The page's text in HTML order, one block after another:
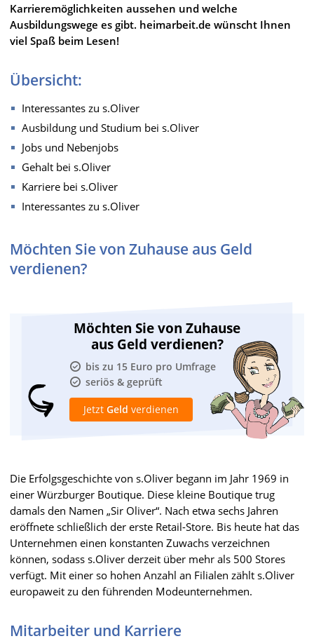
Karrieremöglichkeiten aussehen und welche
Ausbildungswege es gibt. heimarbeit.de wünscht Ihnen
viel Spaß beim Lesen!
Übersicht:
Interessantes zu s.Oliver
Ausbildung und Studium bei s.Oliver
Jobs und Nebenjobs
Gehalt bei s.Oliver
Karriere bei s.Oliver
Interessantes zu s.Oliver
Möchten Sie von Zuhause aus Geld
verdienen?
Möchten Sie von Zuhause
aus Geld verdienen?
bis zu 15 Euro pro Umfrage
seriös & geprüft
Jetzt Geld verdienen
Die Erfolgsgeschichte von s.Oliver begann im Jahr 1969 in
einer Würzburger Boutique. Diese kleine Boutique trug
damals den Namen „Sir Oliver“. Nach etwa sechs Jahren
eröffnete schließlich der erste Retail-Store. Bis heute hat das
Unternehmen einen konstanten Zuwachs verzeichnen
können, sodass s.Oliver derzeit über mehr als 500 Stores
verfügt. Mit einer so hohen Anzahl an Filialen zählt s.Oliver
europaweit zu den führenden Modeunternehmen.
Mitarbeiter und Karriere